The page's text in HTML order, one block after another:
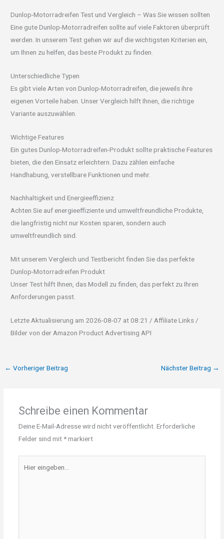
Dunlop-Motorradreifen Test und Vergleich – Was Sie wissen sollten
Eine gute Dunlop-Motorradreifen sollte auf viele Faktoren überprüft
werden. In unserem Test gehen wir auf die wichtigsten Kriterien ein,
um Ihnen zu helfen, das beste Produkt zu finden.
Unterschiedliche Typen
Es gibt viele Arten von Dunlop-Motorradreifen, die jeweils ihre
eigenen Vorteile haben. Unser Vergleich hilft Ihnen, die richtige
Variante auszuwählen.
Wichtige Features
Ein gutes Dunlop-Motorradreifen-Produkt sollte praktische Features
bieten, die den Einsatz erleichtern. Dazu zählen einfache
Handhabung, verstellbare Funktionen und mehr.
Nachhaltigkeit und Energieeffizienz
Achten Sie auf energieeffiziente und umweltfreundliche Produkte,
die langfristig nicht nur Kosten sparen, sondern auch
umweltfreundlich sind.
Mit unserem Vergleich und Testbericht finden Sie das perfekte
Dunlop-Motorradreifen Produkt
Unser Test hilft Ihnen, das Modell zu finden, das perfekt zu Ihren
Anforderungen passt.
Letzte Aktualisierung am 2026-08-07 at 08:21 / Affiliate Links /
Bilder von der Amazon Product Advertising API
← Vorheriger Beitrag Nächster Beitrag →
Schreibe einen Kommentar
Deine E-Mail-Adresse wird nicht veröffentlicht. Erforderliche
Felder sind mit*markiert
eingeben…